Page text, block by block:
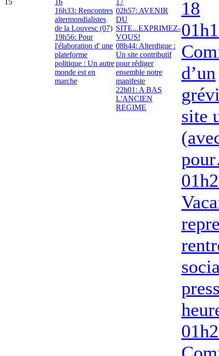
15
16
16h33: Rencontres
altermondialistes
de la Louvesc (07)
19h56: Pour
l'élaboration d' une
plateforme
politique : Un autre
monde est en
marche
17
02h57: AVENIR
DU
SITE...EXPRIMEZ-
VOUS!
08h44: Alterdigue :
Un site contributif
pour rédiger
ensemble notre
manifeste
22h01: A BAS
L'ANCIEN
REGIME
18
d’un
site